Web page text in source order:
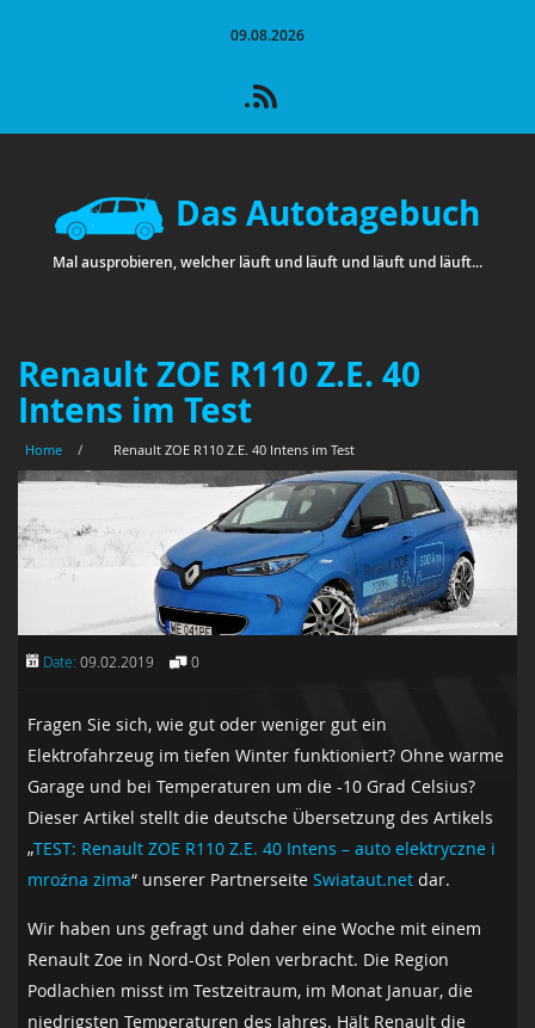
09.08.2026
Das Autotagebuch
Mal ausprobieren, welcher läuft und läuft und läuft und läuft...
Renault ZOE R110 Z.E. 40
Intens im Test
Home / Renault ZOE R110 Z.E. 40 Intens im Test
Date: 09.02.2019 0
Fragen Sie sich, wie gut oder weniger gut ein
Elektrofahrzeug im tiefen Winter funktioniert? Ohne warme
Garage und bei Temperaturen um die -10 Grad Celsius?
Dieser Artikel stellt die deutsche Übersetzung des Artikels
„TEST: Renault ZOE R110 Z.E. 40 Intens – auto elektryczne i
mroźna zima“ unserer Partnerseite Swiataut.net dar.
Wir haben uns gefragt und daher eine Woche mit einem
Renault Zoe in Nord-Ost Polen verbracht. Die Region
Podlachien misst im Testzeitraum, im Monat Januar, die
niedrigsten Temperaturen des Jahres. Hält Renault die